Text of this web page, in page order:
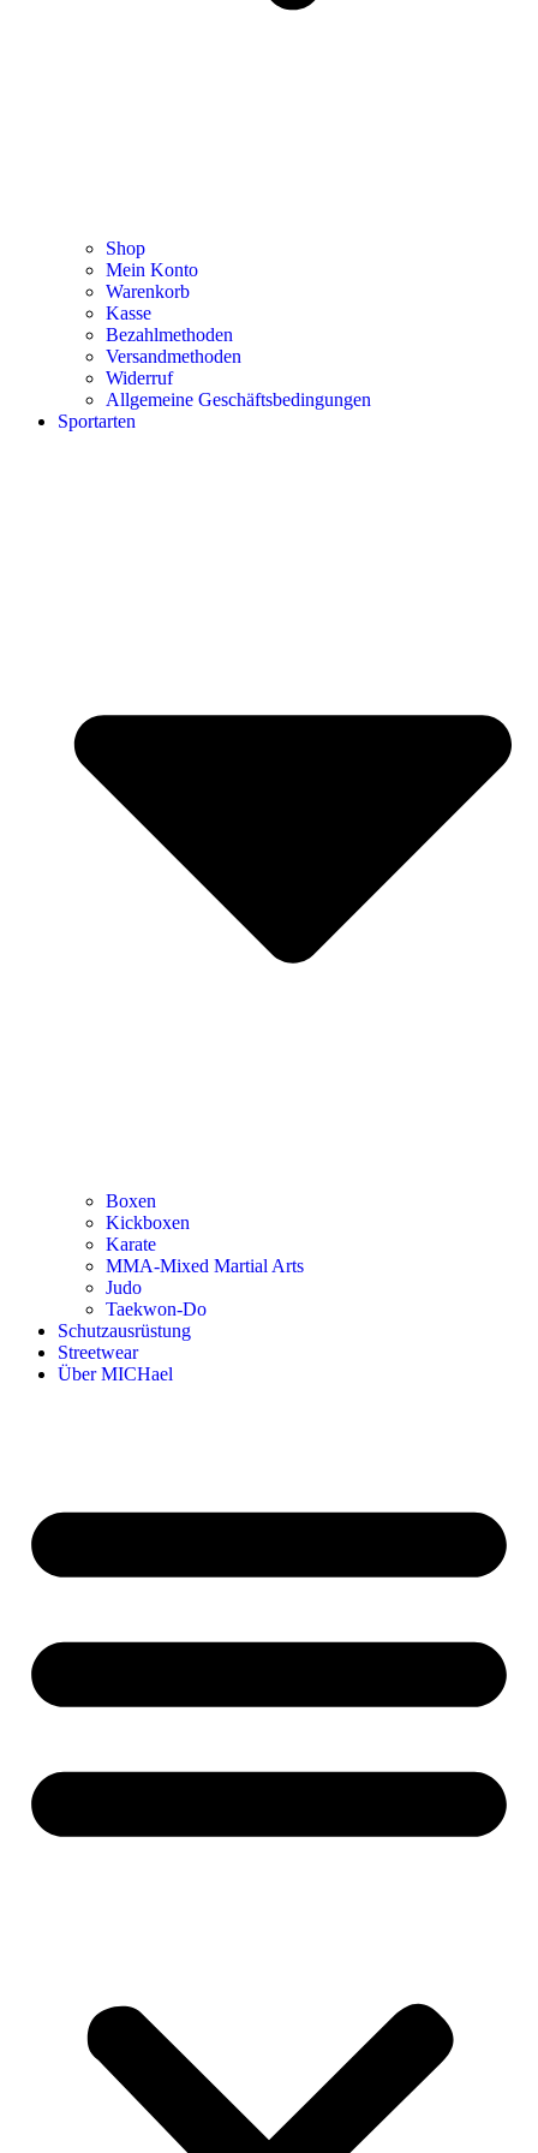
Shop
Mein Konto
Warenkorb
Kasse
Bezahlmethoden
Versandmethoden
Widerruf
Allgemeine Geschäftsbedingungen
Sportarten
Boxen
Kickboxen
Karate
MMA-Mixed Martial Arts
Judo
Taekwon-Do
Schutzausrüstung
Streetwear
Über MICHael